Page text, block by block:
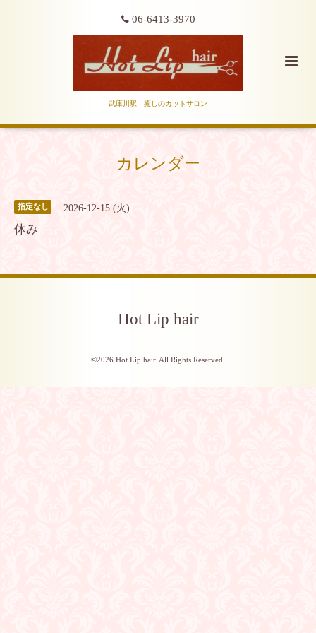
06-6413-3970
武庫川駅 癒しのカットサロン
カレンダー
指定なし 2026-12-15 (火)
休み
Hot Lip hair
©2026 Hot Lip hair. All Rights Reserved.